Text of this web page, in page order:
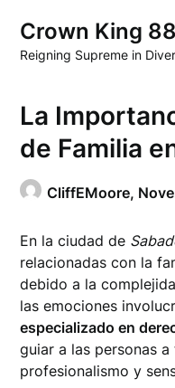
content
Crown King 88
Reigning Supreme in
La
de Familia
CliffEMoore,
En la ciudad de
relacionadas con la
debido a la
las emociones
especializado en
guiar a las personas
profesionalismo y